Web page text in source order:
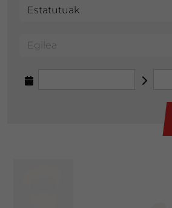
Estatutuak
Egilea